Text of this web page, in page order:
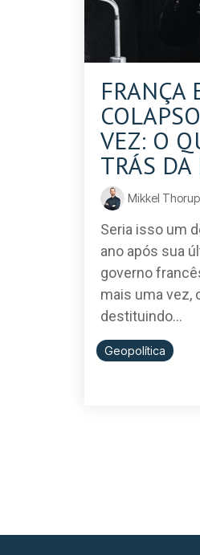
FRANÇA
VEZ: O
TRÁS DA
Mikkel Thorup
Seria isso um
ano após sua
governo
mais uma vez,
destituindo...
Geopolítica